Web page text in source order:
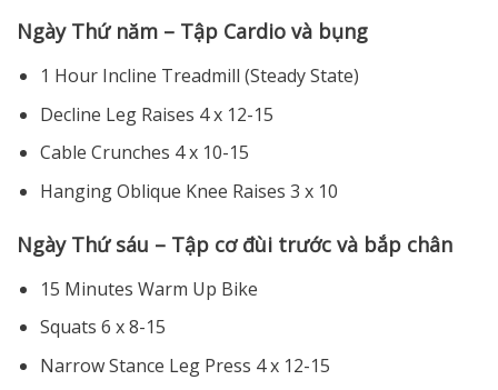
Ngày Thứ năm – Tập Cardio và bụng
1 Hour Incline Treadmill (Steady State)
Decline Leg Raises 4 x 12-15
Cable Crunches 4 x 10-15
Hanging Oblique Knee Raises 3 x 10
Ngày Thứ sáu – Tập cơ đùi trước và bắp chân
15 Minutes Warm Up Bike
Squats 6 x 8-15
Narrow Stance Leg Press 4 x 12-15